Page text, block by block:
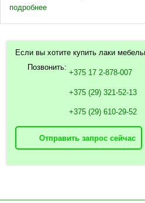
подробнее
Если вы хотите купить лаки
Позвонить:
+375 17 2-878-007
+375 (29) 321-52-13
+375 (29) 610-29-52
Отправить запрос сейчас